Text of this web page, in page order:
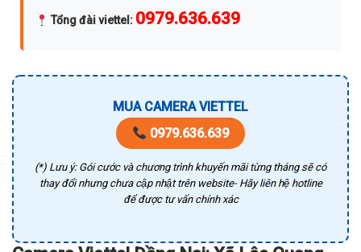
Tổng đài viettel : 0979.636.639
MUA CAMERA VIETTEL
0979.636.639
(*) Lưu ý: Gói cước và chương trình khuyến mãi từng tháng sẽ có
thay đổi nhưng chưa cập nhật trên website- Hãy liên hệ hotline
để được tư vấn chính xác